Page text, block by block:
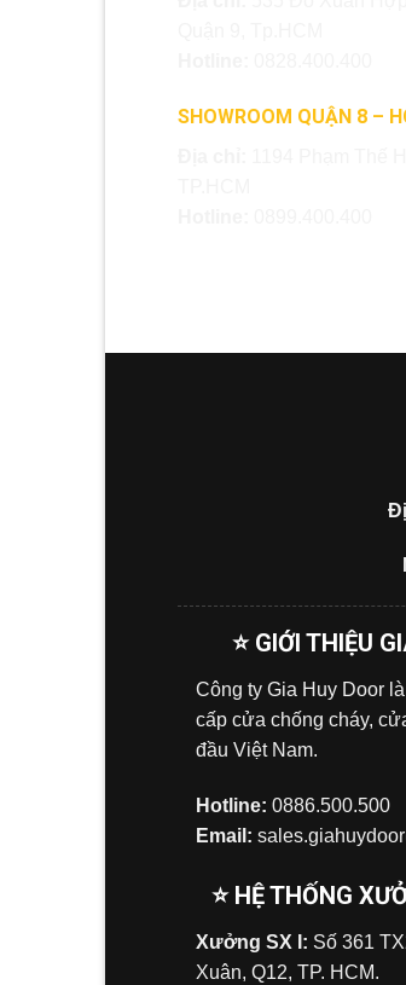
SHOWROOM QUẬN 8 –
⭐ GIỚI THIỆU
Công ty Gia Huy Door
cấp cửa chống cháy,
đầu Việt Nam.
Hotline: 0886.500.500
Email:
⭐ HỆ THỐNG
Xưởng SX I: Số 361
Xuân, Q12, TP. HCM.